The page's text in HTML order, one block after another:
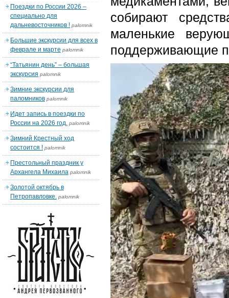
собирают
маленькие
поддерживающие
Поездки по России 2026 –
специально для
дальневосточников ! palomnik
Большие экскурсии для всех в
феврале и марте palomnik
“Татьянин день” – большая
экскурсия palomnik
Зимние экскурсии для
паломников palomnik
Идет запись в поездки по
России на 2026 год. palomnik
Зимний Крестный ход
состоится ! palomnik
Престольный праздник у
Архангела Михаила palomnik
Золотой октябрь в
Петропавловке. palomnik